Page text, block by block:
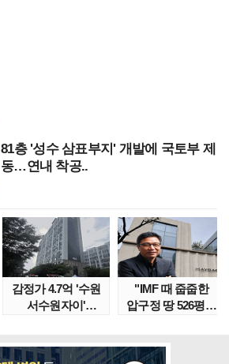
81층 '성수 삼표부지' 개발에 국토부 제
동…연내 착공..
감정가 4.7억 '수원
서수원자이'
"IMF 때 줍줍한
압구정 땅 526평의